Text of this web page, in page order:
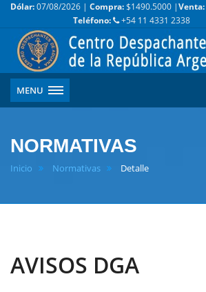
Dólar:07/08/2026 | Compra:$1490.5000 |Venta:
Teléfono:
+54 11 4331 2338
MENU
NORMATIVAS
Inicio Normativas Detalle
AVISOS DGA